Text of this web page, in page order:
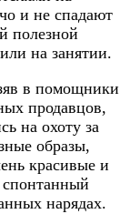
и не спадают
полезной
на занятии.
в помощники
продавцов,
на охоту за
образы,
красивые и
спонтанный
нарядах.